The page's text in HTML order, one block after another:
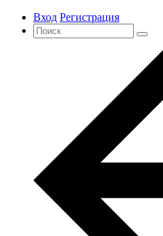
Вход Регистрация